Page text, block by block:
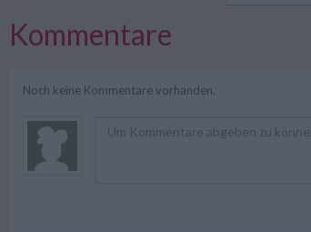
Kommentare
Noch keine Kommentare vorhanden.